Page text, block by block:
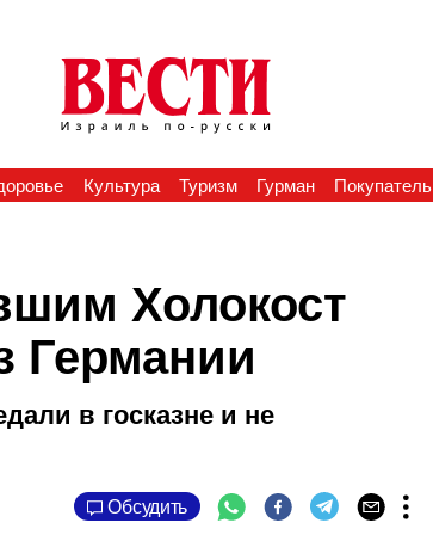
Культура Туризм Гурман Покупатель
Холокост
Германии
в госказне и не
Обсудить